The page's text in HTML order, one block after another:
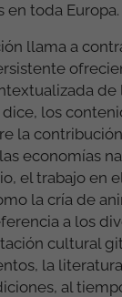
en toda Europa.
llama a
de
dice, los
la
economías
el trabajo en
la cría de
a los
cultural
la
al